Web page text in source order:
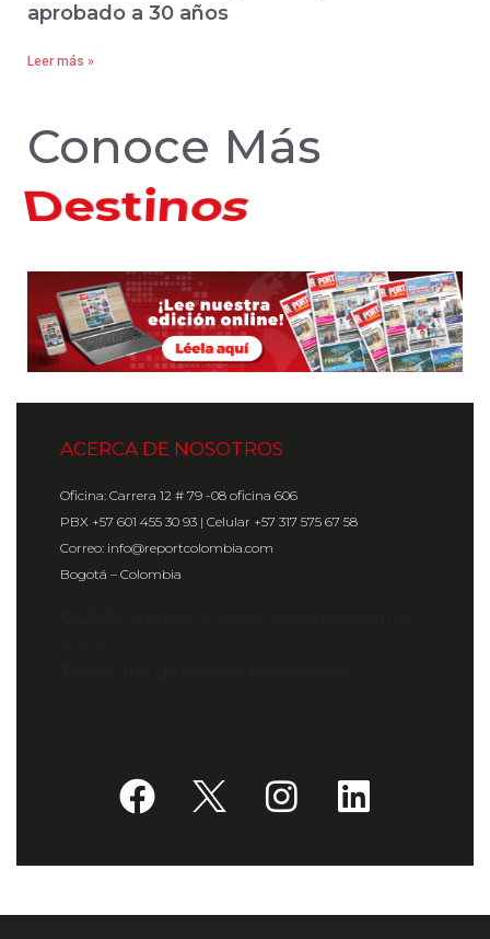
aprobado a 30 años
Leer más »
Conoce Más
Hoteles
ACERCA DE NOSOTROS
Oficina: Carrera 12 # 79 -08 oficina 606
PBX +57 601 455 30 93 | Celular +57 317 575 67 58
Correo: info@reportcolombia.com
Bogotá – Colombia